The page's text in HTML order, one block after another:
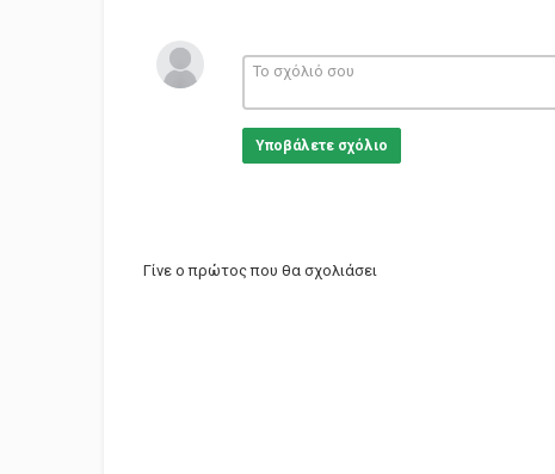
Υποβάλετε σχόλιο
Γίνε ο πρώτος που θα σχολιάσει